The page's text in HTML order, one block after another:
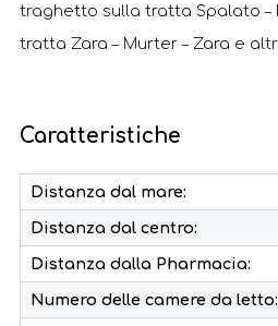
traghetto sulla tratta Spalato –
tratta Zara – Murter – Zara e
Caratteristiche
Distanza dal mare:
Distanza dal centro:
Distanza dalla Pharmacia:
Numero delle camere da letto: